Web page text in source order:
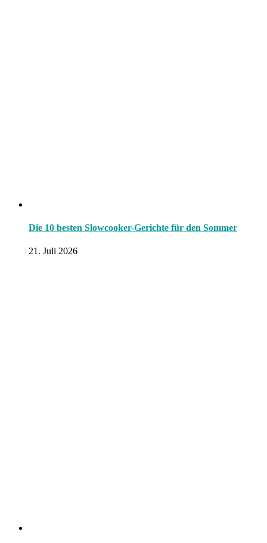
Die 10 besten Slowcooker-Gerichte für den Sommer
21. Juli 2026